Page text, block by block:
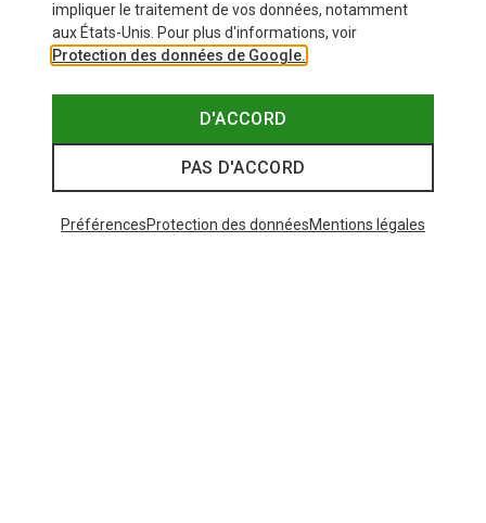
impliquer le traitement de vos données, notamment
aux États-Unis. Pour plus d'informations, voir
Protection des données de Google.
D'ACCORD
PAS D'ACCORD
PréférencesProtection des donnéesMentions légales